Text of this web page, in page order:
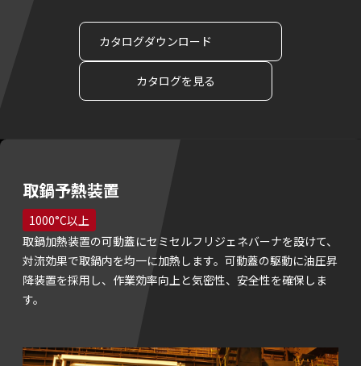
カタログダウンロード
カタログを見る
取鍋予熱装置
1000°C以上
取鍋加熱装置の可動蓋にセミセルフリジェネバーナを設けて、
対流効果で取鍋内を均一に加熱します。可動蓋の駆動に油圧昇
降装置を採用し、作業効率向上と気密性、安全性を確保しま
す。